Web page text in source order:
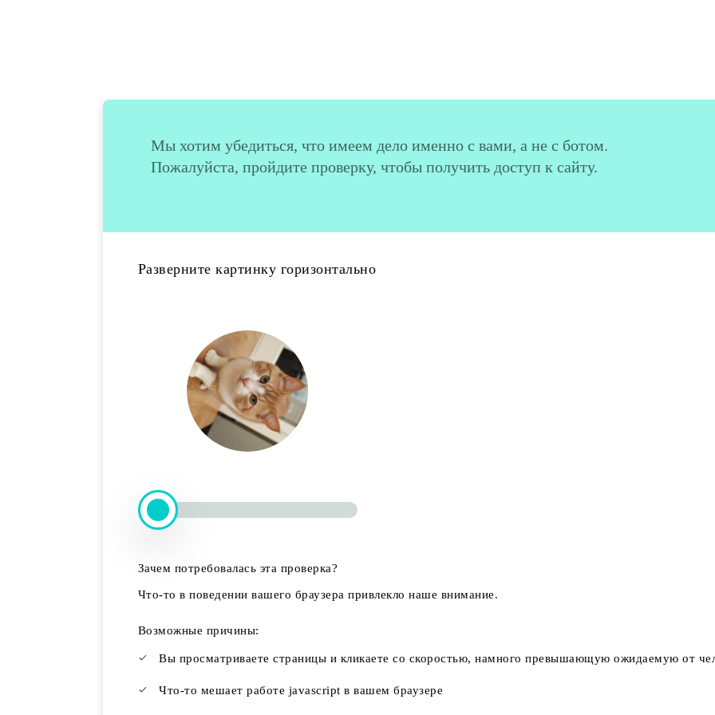
Мы хотим убедиться, что имеем дело именно с вами, а не с ботом.
Пожалуйста, пройдите проверку, чтобы получить доступ к сайту.
Разверните картинку горизонтально
Зачем потребовалась эта проверка?
Что-то в поведении вашего браузера привлекло наше внимание.
Возможные причины:
Вы просматриваете страницы и кликаете со скоростью, намного превышающую ожидаемую от
Что-то мешает работе javascript в вашем браузере